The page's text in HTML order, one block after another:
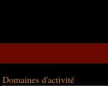
Domaines d'activité